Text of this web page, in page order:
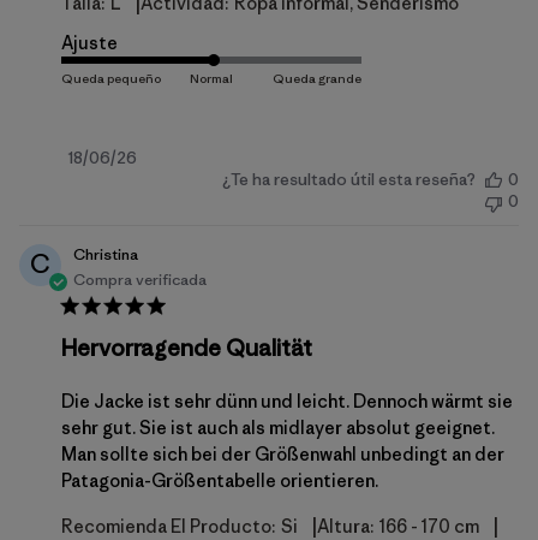
Ajuste
Fecha
18/06/26
¿Te ha resultado útil esta reseña?
0
0
C
Christina
Compra verificada
Hervorragende Qualität
Die Jacke ist sehr dünn und leicht. Dennoch wärmt sie
sehr gut. Sie ist auch als midlayer absolut geeignet.
Man sollte sich bei der Größenwahl unbedingt an der
Patagonia-Größentabelle orientieren.
Recomienda El Producto: Si Altura: 166 - 170 cm